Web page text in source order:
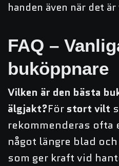
handen även när det
FAQ –
buköppnare
Vilken är den bästa
älgjakt?För stort vilt
rekommenderas ofta
något längre blad
som ger kraft vid